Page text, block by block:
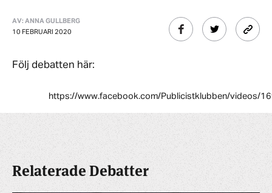
AV: ANNA GULLBERG
10 FEBRUARI 2020
Följ debatten här:
https://www.facebook.com/Publicistklubben/videos/
Relaterade Debatter